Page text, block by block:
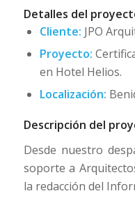
Detalles del
Cliente: JPO
Proyecto:
en Hotel Helios.
Localización:
Descripción del
Desde nuestro
soporte a
la redacción del